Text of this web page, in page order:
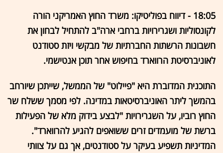
18:05 - דיווח בפוליטיקו: משרד החוץ האמריקני הורה
לקונסוליות ושגרירויות ברחבי ארה"ב להתחיל לבחון את
חשבונות הרשתות החברתיות של מבקשי ויזת סטודנט
לאוניברסיטת הרווארד בחיפוש אחר תוכן אנטישמי.
התוכנית המדוברת היא "פיילוט" של הממשל, שייתכן שיורחב
בהמשך ליתר האוניברסיטאות במדינה. לפי מסמך ששלח שר
החוץ רוביו, על השגרירויות "לבצע בידוק מלא של הפעילות
ברשת של מועמדים זרים ששואפים להגיע להרווארד".
המדיניות תשפיע בעיקר על סטודנטים, אך גם על צוותי